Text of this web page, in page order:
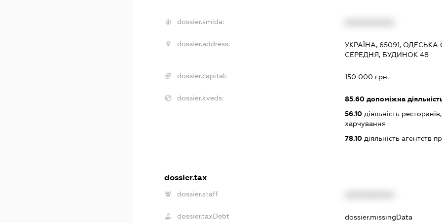
dossier.smida:
dossier.address:
УКРАЇНА, 65091,
СЕРЕДНЯ, БУДИНОК 48
dossier.capital: 150 000 грн.
dossier.kveds: 85.60допоміжна
56.10діяльність
харчування
78.10діяльність агентств
dossier.tax
dossier.staff
dossier.taxDebt dossier.missingData